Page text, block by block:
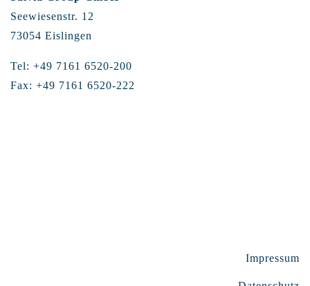
Seewiesenstr. 12
73054 Eislingen
Tel: +49 7161 6520-200
Fax: +49 7161 6520-222
Impressum